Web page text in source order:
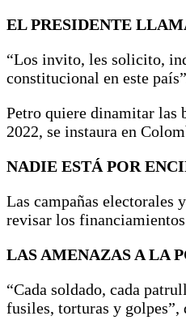
EL PRESIDENTE
“Los invito, les solicito,
constitucional en este
Petro quiere dinamitar las
2022, se instaura en
NADIE ESTÁ POR
Las campañas electorales
revisar los
LAS AMENAZAS A LA
“Cada soldado, cada
fusiles, torturas y